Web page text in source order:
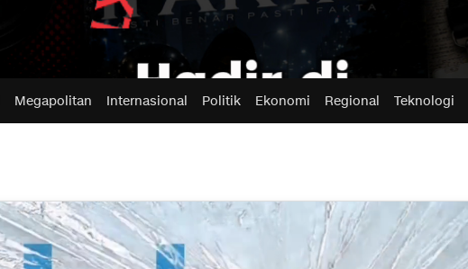
Megapolitan Internasional Politik Ekonomi Regional Teknologi